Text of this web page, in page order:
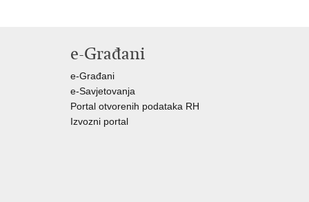
e-Građani
e-Građani
e-Savjetovanja
Portal otvorenih podataka RH
Izvozni portal